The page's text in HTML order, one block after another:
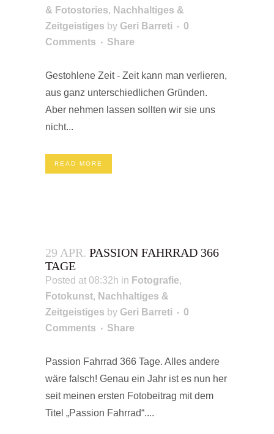
& Fotostories, Nachhaltiges &
Zeitgeistiges by Geri Barreti
0
Comments
Share
Gestohlene Zeit - Zeit kann man verlieren,
aus ganz unterschiedlichen Gründen.
Aber nehmen lassen sollten wir sie uns
nicht...
READ MORE
29 APR. PASSION FAHRRAD 366
TAGE
Posted at 08:32h in Fotografie,
Fotokunst, Nachhaltiges &
Zeitgeistiges by Geri Barreti
0
Comments
Share
Passion Fahrrad 366 Tage. Alles andere
wäre falsch! Genau ein Jahr ist es nun her
seit meinen ersten Fotobeitrag mit dem
Titel „Passion Fahrrad“....